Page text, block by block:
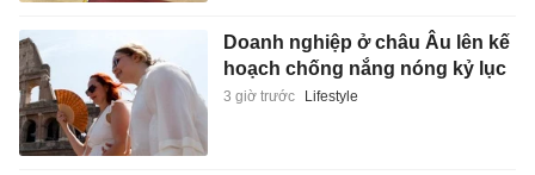
Doanh nghiệp ở châu Âu lên kế
hoạch chống nắng nóng kỷ lục
3 giờ trước Lifestyle